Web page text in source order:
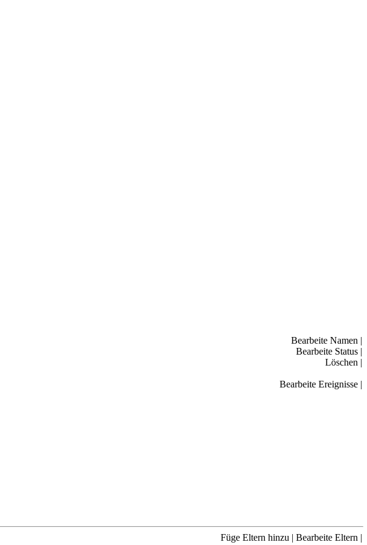
Bearbeite Namen |
Bearbeite Status |
Löschen |
Bearbeite Ereignisse |
Füge Eltern hinzu | Bearbeite Eltern |